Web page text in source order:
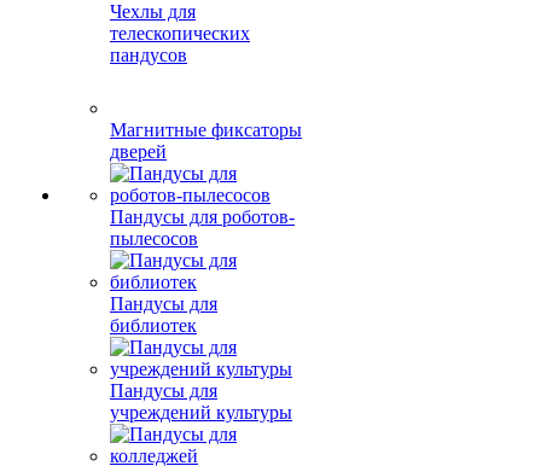
Чехлы для
телескопических
пандусов
Магнитные фиксаторы
дверей
Пандусы для роботов-
пылесосов
Пандусы для
библиотек
Пандусы для
учреждений культуры